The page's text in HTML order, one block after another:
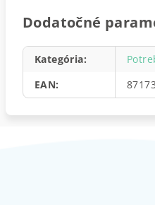
Dodatočné
Kategória:
EAN: